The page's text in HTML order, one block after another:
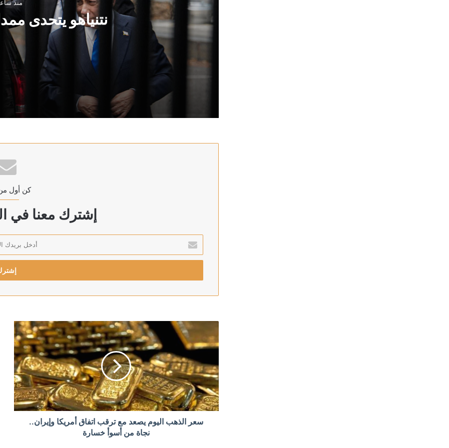
منذ
نتنياهو يتحدى
منذ ساعتين
نتنياهو يتحدى ممداني في نيويورك
مسؤول إيراني لـ”رويترز”: طهران استبعدت مقترح عمان
إيران ترفض اقتراح سلطنة عمان بشأن مضيق هرمز
منذ 3 ساعات
إدانات عربية لاستهداف السعودية وتأكيد على التضامن
معاريف: إسرائيل تتجنب الجزم بأن عمليات إطلاق
كن أول
إشترك معنا في
بريدك
الإلكتروني
سعر الذهب اليوم يصعد مع ترقب اتفاق أمريكا وإيران..
نجاة من أسوأ خسارة